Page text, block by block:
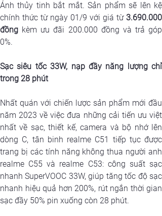
Ánh thủy tinh bắt mắt. Sản phẩm sẽ lên kệ
chính thức từ ngày 01/9 với giá từ 3.690.000
đồng kèm ưu đãi 200.000 đồng và trả góp
0%.
Sạc siêu tốc 33W, nạp đầy năng lượng chỉ
trong 28 phút
Nhất quán với chiến lược sản phẩm mới đầu
năm 2023 về việc đưa những cải tiến ưu việt
nhất về sạc, thiết kế, camera và bộ nhớ lên
dòng C, tân binh realme C51 tiếp tục được
trang bị các tính năng không thua người anh
realme C55 và realme C53: công suất sạc
nhanh SuperVOOC 33W, giúp tăng tốc độ sạc
nhanh hiệu quả hơn 200%, rút ngắn thời gian
sạc đầy 50% pin xuống còn 28 phút.